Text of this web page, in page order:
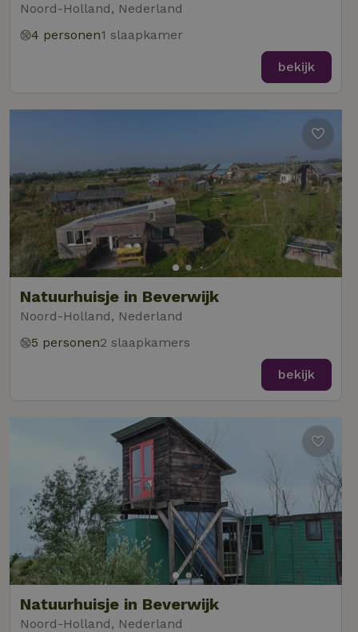
Noord-Holland, Nederland
4 personen1 slaapkamer
bekijk
Natuurhuisje in Beverwijk
Noord-Holland, Nederland
5 personen2 slaapkamers
bekijk
Natuurhuisje in Beverwijk
Noord-Holland, Nederland